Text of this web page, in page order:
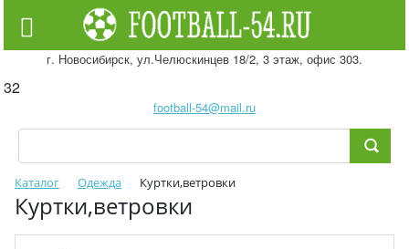
г. Новосибирск, ул.Челюскинцев 18/2, 3 этаж, офис 303.
32
football-54@mail.ru
Каталог Одежда Куртки,ветровки
Куртки,ветровки